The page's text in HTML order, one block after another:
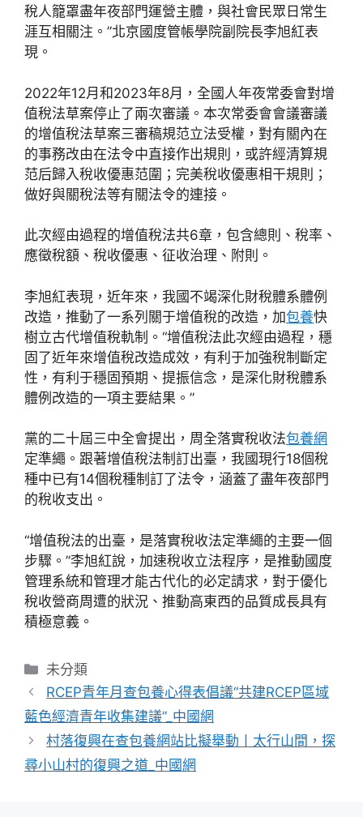
稅人籠罩盡年夜部門運營主體，與社會民眾日常生
涯互相關注。”北京國度管帳學院副院長李旭紅表
現。
2022年12月和2023年8月，全國人年夜常委會對增
值稅法草案停止了兩次審議。本次常委會會議審議
的增值稅法草案三審稿規范立法受權，對有關內在
的事務改由在法令中直接作出規則，或許經清算規
范后歸入稅收優惠范圍；完美稅收優惠相干規則；
做好與關稅法等有關法令的連接。
此次經由過程的增值稅法共6章，包含總則、稅率、
應徵稅額、稅收優惠、征收治理、附則。
李旭紅表現，近年來，我國不竭深化財稅體系體例
改造，推動了一系列關于增值稅的改造，加包養快
樹立古代增值稅軌制。“增值稅法此次經由過程，穩
固了近年來增值稅改造成效，有利于加強稅制斷定
性，有利于穩固預期、提振信念，是深化財稅體系
體例改造的一項主要結果。”
黨的二十屆三中全會提出，周全落實稅收法包養網
定準繩。跟著增值稅法制訂出臺，我國現行18個稅
種中已有14個稅種制訂了法令，涵蓋了盡年夜部門
的稅收支出。
“增值稅法的出臺，是落實稅收法定準繩的主要一個
步驟。”李旭紅說，加速稅收立法程序，是推動國度
管理系統和管理才能古代化的必定請求，對于優化
稅收營商周遭的狀況、推動高東西的品質成長具有
積極意義。
分
類
未分類
RCEP青年月查包養心得表倡議“共建RCEP區域
藍色經濟青年收集建議”_中國網
村落復興在查包養網站比擬舉動丨太行山間，探
尋小山村的復興之道_中國網